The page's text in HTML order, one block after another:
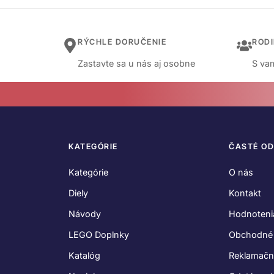
RÝCHLE DORUČENIE
Zastavte sa u nás aj osobne S
KATEGÓRIE
Kategórie
Diely
Návody
LEGO Doplnky
Katalóg
ČASTÉ
O nás
Kontakt